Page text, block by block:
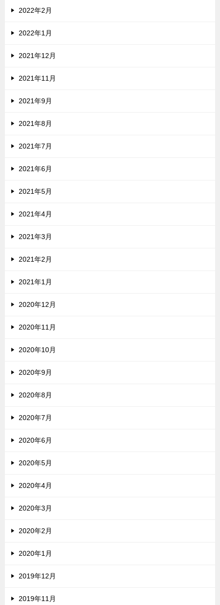
2022年2月
2022年1月
2021年12月
2021年11月
2021年9月
2021年8月
2021年7月
2021年6月
2021年5月
2021年4月
2021年3月
2021年2月
2021年1月
2020年12月
2020年11月
2020年10月
2020年9月
2020年8月
2020年7月
2020年6月
2020年5月
2020年4月
2020年3月
2020年2月
2020年1月
2019年12月
2019年11月